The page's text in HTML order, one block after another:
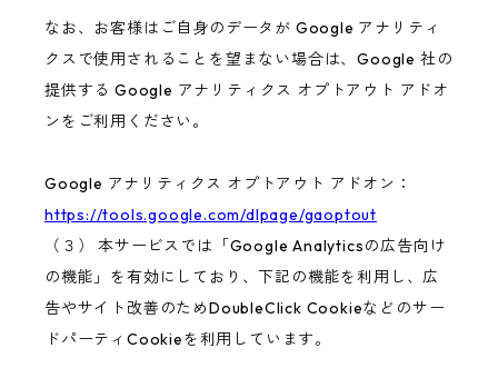
なお、お客様はご自身のデータが Google アナリティ
クスで使用されることを望まない場合は、Google 社の
提供する Google アナリティクス オプトアウト アドオ
ンをご利用ください。
Google アナリティクス オプトアウト アドオン：
https://tools.google.com/dlpage/gaoptout
（３） 本サービスでは「Google Analyticsの広告向け
の機能」を有効にしており、下記の機能を利用し、広
告やサイト改善のためDoubleClick Cookieなどのサー
ドパーティCookieを利用しています。